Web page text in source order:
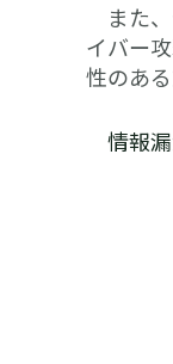
また、
イバー
性のあ
情報漏